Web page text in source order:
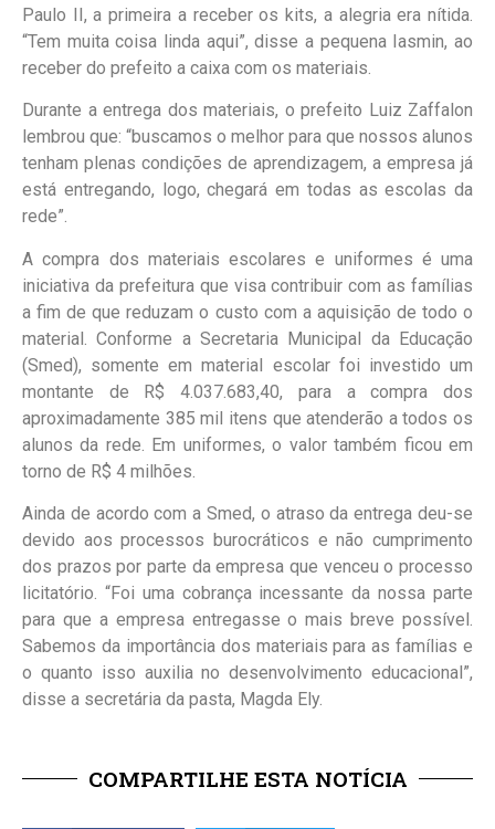
Paulo II, a primeira a receber os kits, a alegria era nítida.
“Tem muita coisa linda aqui”, disse a pequena Iasmin, ao
receber do prefeito a caixa com os materiais.
Durante a entrega dos materiais, o prefeito Luiz Zaffalon
lembrou que: “buscamos o melhor para que nossos alunos
tenham plenas condições de aprendizagem, a empresa já
está entregando, logo, chegará em todas as escolas da
rede”.
A compra dos materiais escolares e uniformes é uma
iniciativa da prefeitura que visa contribuir com as famílias
a fim de que reduzam o custo com a aquisição de todo o
material. Conforme a Secretaria Municipal da Educação
(Smed), somente em material escolar foi investido um
montante de R$ 4.037.683,40, para a compra dos
aproximadamente 385 mil itens que atenderão a todos os
alunos da rede. Em uniformes, o valor também ficou em
torno de R$ 4 milhões.
Ainda de acordo com a Smed, o atraso da entrega deu-se
devido aos processos burocráticos e não cumprimento
dos prazos por parte da empresa que venceu o processo
licitatório. “Foi uma cobrança incessante da nossa parte
para que a empresa entregasse o mais breve possível.
Sabemos da importância dos materiais para as famílias e
o quanto isso auxilia no desenvolvimento educacional”,
disse a secretária da pasta, Magda Ely.
COMPARTILHE ESTA NOTÍCIA